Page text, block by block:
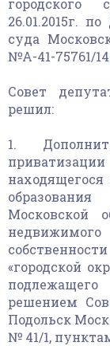
городского
26.01.2015г.
суда
№А-41-75761/14
Совет
решил:
1.
Московской
«городской
решением
Подольск
№ 41/1,